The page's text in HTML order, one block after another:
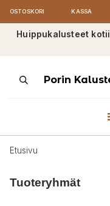
OSTOSKORI KASSA
Huippukalusteet
ProductsPorin
Etusivu
Tuoteryhmät